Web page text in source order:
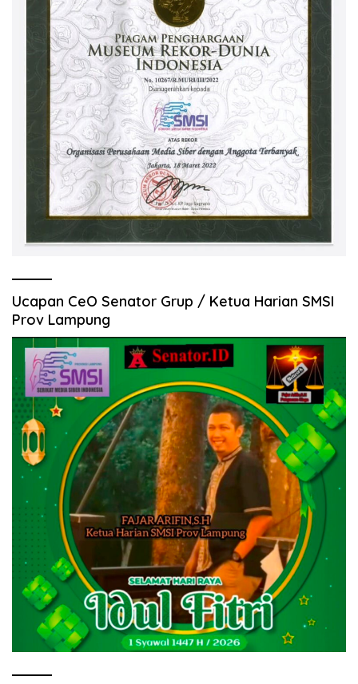
Ucapan CeO Senator Grup / Ketua Harian SMSI
Prov Lampung